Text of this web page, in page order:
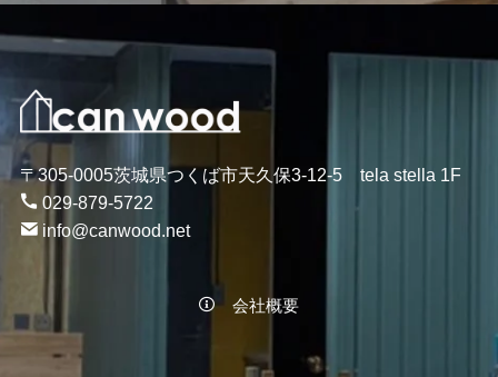
〒305-0005茨城県つくば市天久保3-12-5 tela stella 1F
029-879-5722
info@canwood.net
会社概要